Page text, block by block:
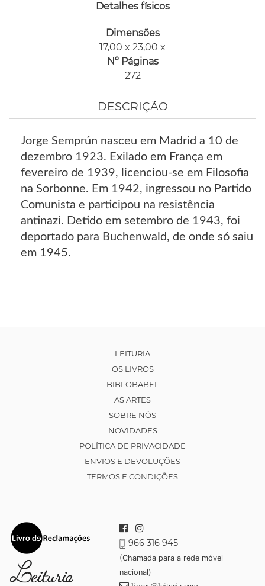
Detalhes físicos
Dimensões
17,00 x 23,00 x
Nº Páginas
272
DESCRIÇÃO
Jorge Semprún nasceu em Madrid a 10 de
dezembro 1923. Exilado em França em
fevereiro de 1939, licenciou-se em Filosofia
na Sorbonne. Em 1942, ingressou no Partido
Comunista e participou na resistência
antinazi. Detido em setembro de 1943, foi
deportado para Buchenwald, de onde só saiu
em 1945.
LEITURIA
OS LIVROS
BIBLOBABEL
AS ARTES
SOBRE NÓS
NOVIDADES
POLÍTICA DE PRIVACIDADE
ENVIOS E DEVOLUÇÕES
TERMOS E CONDIÇÕES
966 316 945
(Chamada para a rede móvel
nacional)